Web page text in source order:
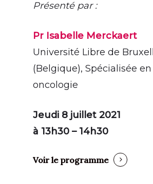
Présenté par :
Pr Isabelle Merckaert
Université Libre de
(Belgique), Spécialisée
oncologie
Jeudi 8 juillet 2021
à 13h30 – 14h30
Voir le programme